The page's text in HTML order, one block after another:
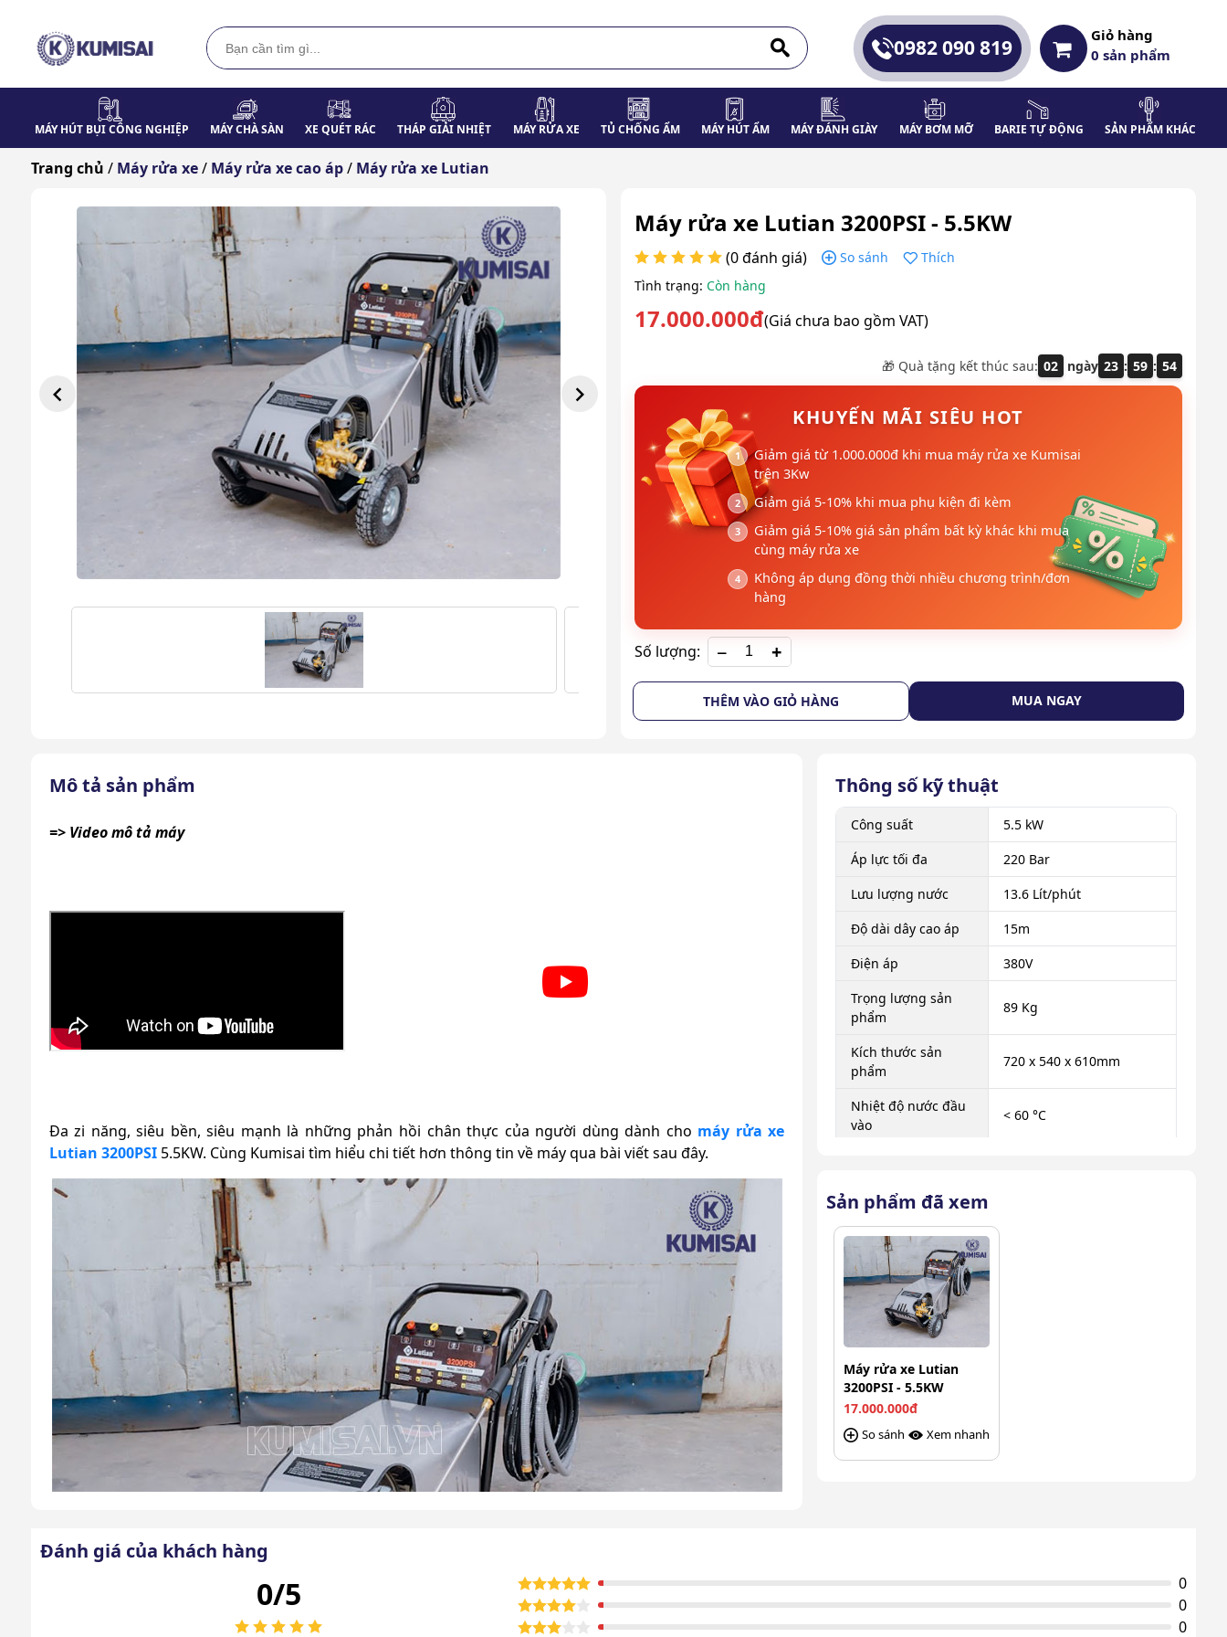
0982 090 819
Giỏ hàng
0sản phẩm
MÁY HÚT BỤI CÔNG NGHIỆP MÁY CHÀ SÀN XE QUÉT RÁC THÁP GIẢI NHIỆT MÁY RỬA XE TỦ CHỐNG ẨM MÁY HÚT ẨM MÁY ĐÁNH GIÀY MÁY BƠM MỠ BARIE TỰ ĐỘNG SẢN PHẨM KHÁC
Trang chủ / Máy rửa xe / Máy rửa xe cao áp / Máy rửa xe Lutian
Máy rửa xe Lutian 3200PSI - 5.5KW
(0 đánh giá) So sánh
Thích
Tình trạng: Còn hàng
17.000.000đ(Giá chưa bao gồm VAT)
🎁 Quà tặng kết thúc sau: 02 ngày 23 : 59 : 53
KHUYẾN MÃI SIÊU HOT
Giảm giá từ 1.000.000đ khi mua máy rửa xe Kumisai
trên 3Kw
Giảm giá 5-10% khi mua phụ kiện đi kèm
Giảm giá 5-10% giá sản phẩm bất kỳ khác khi mua
cùng máy rửa xe
Không áp dụng đồng thời nhiều chương trình/đơn
hàng
Số lượng: +
THÊM VÀO GIỎ HÀNG MUA NGAY
Mô tả sản phẩm
=> Video mô tả máy
Đa zi năng, siêu bền, siêu mạnh là những phản hồi chân thực của người dùng dành cho máy rửa xe
Lutian 3200PSI5.5KW. Cùng Kumisai tìm hiểu chi tiết hơn thông tin về máy qua bài viết sau đây.
Thông số kỹ thuật
Công suất
5.5 kW
Áp lực tối đa
220 Bar
Lưu lượng nước
13.6 Lít/phút
Độ dài dây cao áp
15m
Điện áp
380V
Trọng lượng sản
phẩm
89 Kg
Kích thước sản
phẩm
720 x 540 x 610mm
Nhiệt độ nước đầu
vào
< 60 °C
Loại động cơ
Xuất xứ
Sản phẩm đã xem
Máy rửa xe Lutian
3200PSI - 5.5KW
17.000.000đ
So sánh Xem nhanh
Đánh giá của khách hàng
0/5
0
0
0